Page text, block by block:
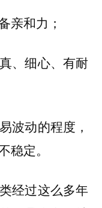
亲和力；
、细心、有耐
波动的程度，
稳定。
经过这么多年